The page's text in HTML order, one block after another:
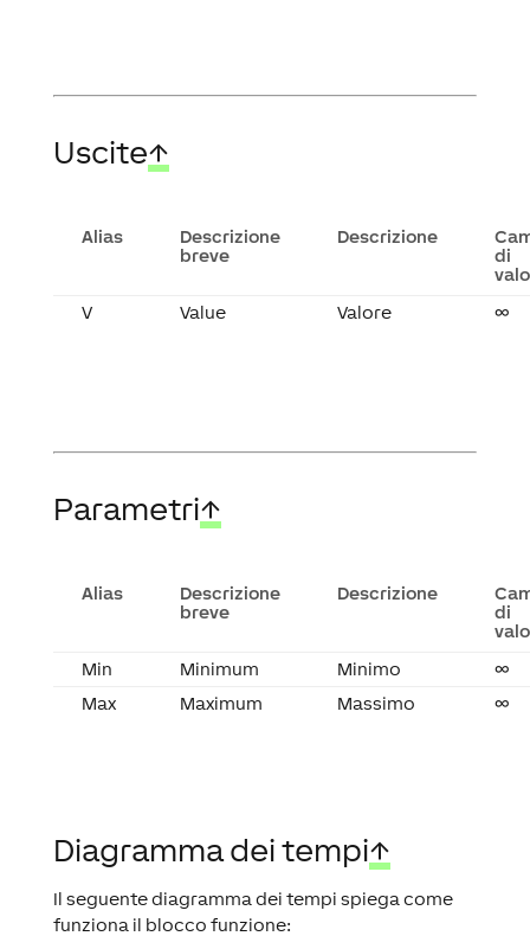
Uscite↑
Alias
Descrizione
breve
Descrizione
di
V
Value Valore ∞
Parametri↑
Alias
Descrizione
breve
Descrizione
di
Min
Minimum Minimo
∞
Max
Maximum Massimo ∞
Diagramma dei tempi↑
Il seguente diagramma dei tempi spiega come
funziona il blocco funzione: